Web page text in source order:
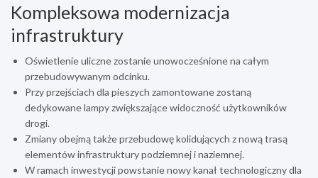
Kompleksowa modernizacja
infrastruktury
Oświetlenie uliczne zostanie unowocześnione na całym
przebudowywanym odcinku.
Przy przejściach dla pieszych zamontowane zostaną
dedykowane lampy zwiększające widoczność użytkowników
drogi.
Zmiany obejmą także przebudowę kolidujących z nową trasą
elementów infrastruktury podziemnej i naziemnej.
W ramach inwestycji powstanie nowy kanał technologiczny dla